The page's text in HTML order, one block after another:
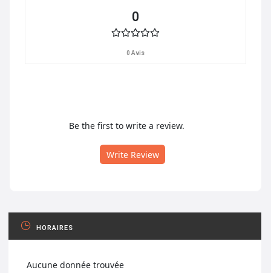
0
0 Avis
Be the first to write a review.
Write Review
HORAIRES
Aucune donnée trouvée